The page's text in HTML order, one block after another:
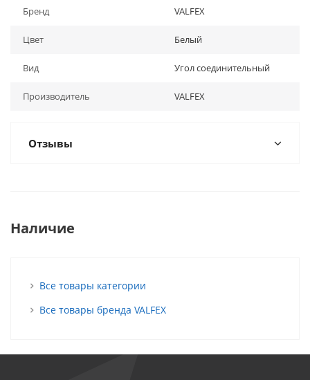
Бренд VALFEX
Цвет Белый
Вид Угол соединительный
Производитель VALFEX
Отзывы
Наличие
Все товары категории
Все товары бренда VALFEX